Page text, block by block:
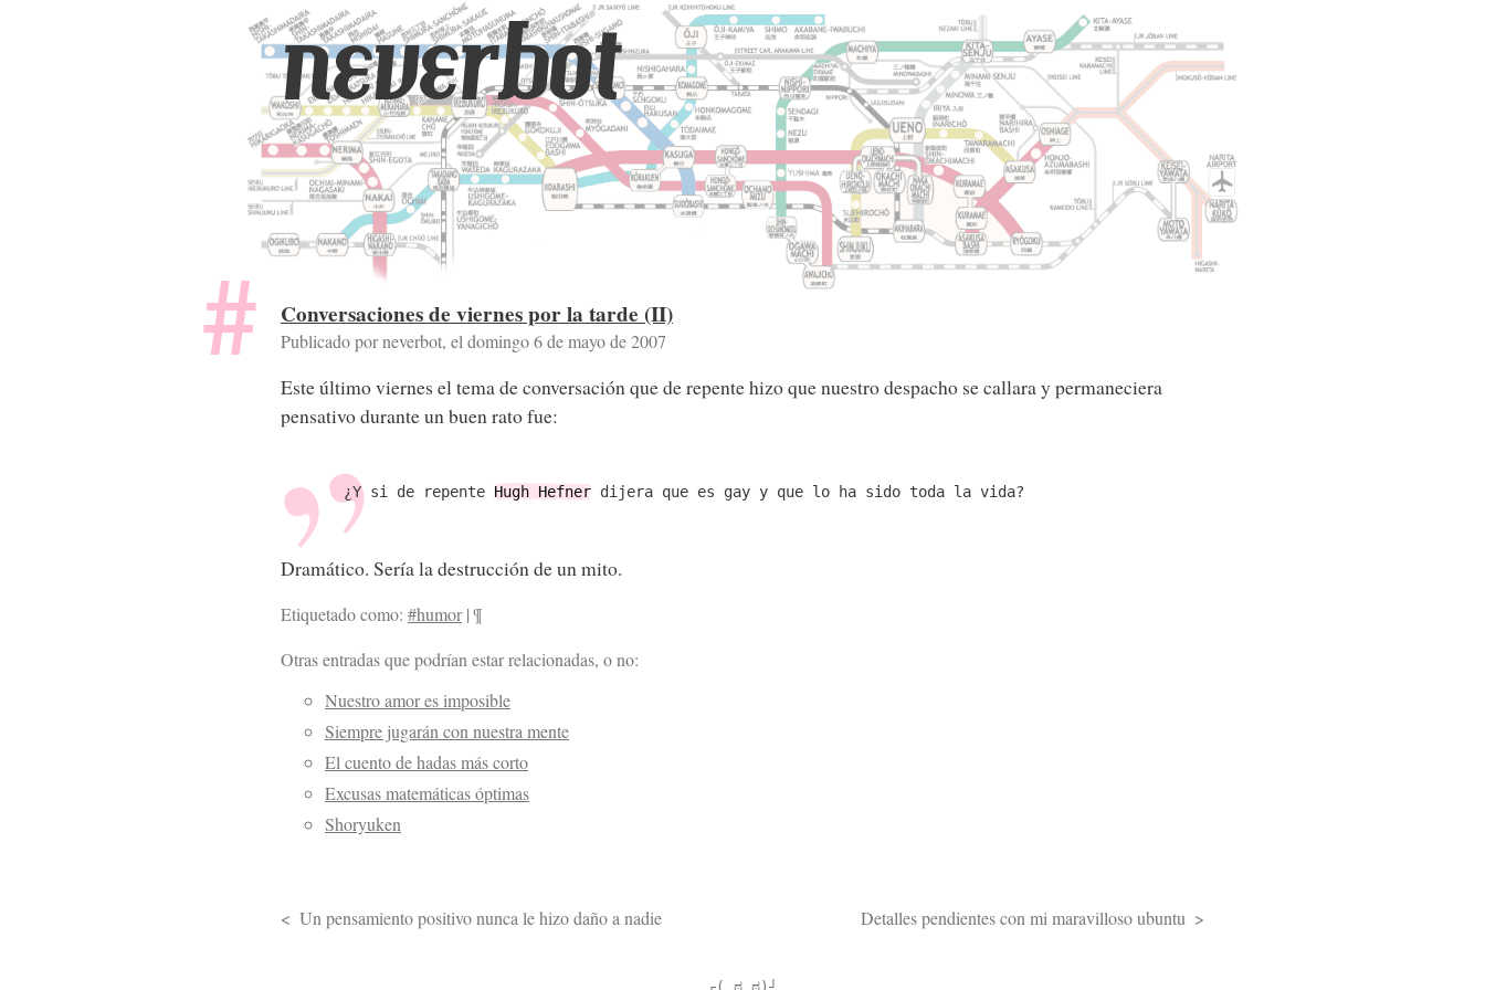
neverbot
Conversaciones de viernes por la tarde (II)
Publicado por neverbot, el domingo 6 de mayo de 2007
Este último viernes el tema de conversación que de repente hizo que nuestro despacho se callara y permaneciera
pensativo durante un buen rato fue:
¿Y si de repente Hugh Hefner dijera que es gay y que lo ha sido toda la vida?
Dramático. Sería la destrucción de un mito.
Etiquetado como: #humor|¶
Otras entradas que podrían estar relacionadas, o no:
Nuestro amor es imposible
Siempre jugarán con nuestra mente
El cuento de hadas más corto
Excusas matemáticas óptimas
Shoryuken
Un pensamiento positivo nunca le hizo daño a nadie Detalles pendientes con mi maravilloso ubuntu